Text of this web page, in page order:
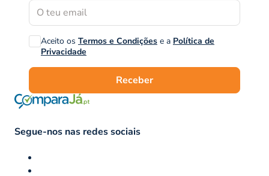
Aceito os Termos e Condições e a Política de
Privacidade
Receber
Segue-nos nas redes sociais